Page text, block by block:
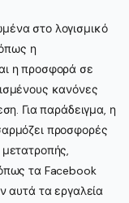
στο λογισμικό
όπως η
η προσφορά σε
κανόνες
Για παράδειγμα, η
προσφορές
τα Facebook
αυτά τα εργαλεία